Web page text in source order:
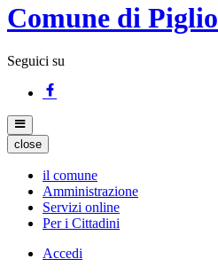
Comune di Piglio
Seguici su
close
il comune
Amministrazione
Servizi online
Per i Cittadini
Accedi